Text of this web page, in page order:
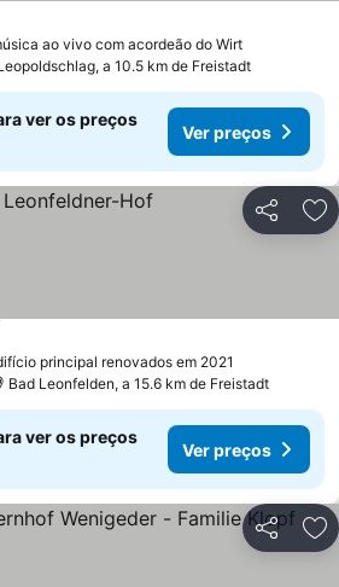
ao vivo com acordeão do Wirt
a 10.5 km de Freistadt
ver os preços
Ver preços
Partilhar
principal renovados em 2021
Bad Leonfelden, a 15.6 km de Freistadt
ver os preços
Ver preços
Partilhar